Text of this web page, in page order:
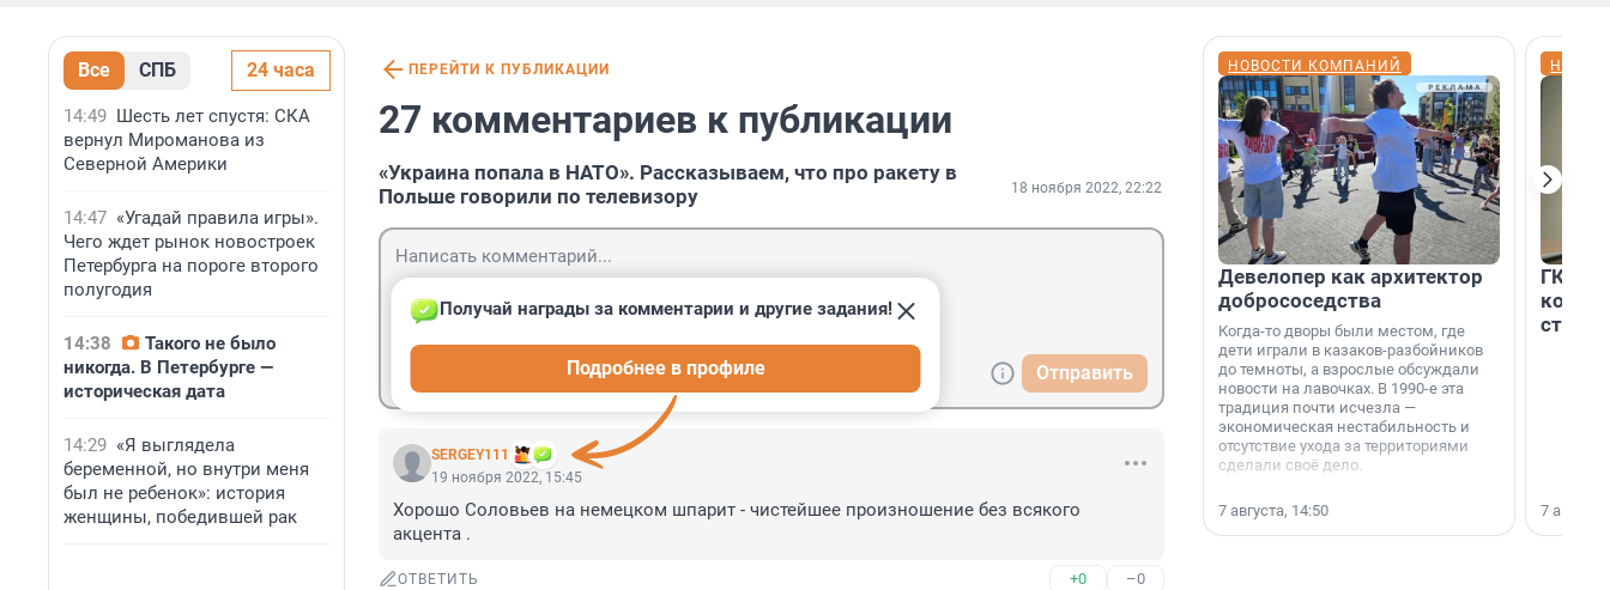
Все СПБ 24 часа
14:49 Шесть лет спустя: СКА
вернул Мироманова из
Северной Америки
14:47 «Угадай правила игры».
Чего ждет рынок новостроек
Петербурга на пороге второго
полугодия
14:38
Такого не было
никогда. В Петербурге —
историческая дата
14:29 «Я выглядела
беременной, но внутри меня
был не ребенок»: история
женщины, победившей рак
ПЕРЕЙТИ К ПУБЛИКАЦИИ
27 комментариев к публикации
«Украина попала в НАТО». Рассказываем, что про ракету в
Польше говорили по телевизору
18 ноября 2022, 22:22
Отправить
SERGEY111
Получай награды за комментарии и другие задания!
Подробнее в профиле
19 ноября 2022, 15:45
Хорошо Соловьев на немецком шпарит - чистейшее произношение без всякого
акцента .
ОТВЕТИТЬ +0 –0
НОВОСТИ КОМПАНИЙ
Девелопер как архитектор
добрососедства
Когда-то дворы были местом, где
дети играли в казаков-разбойников
до темноты, а взрослые обсуждали
новости на лавочках. В 1990-е эта
традиция почти исчезла —
экономическая нестабильность и
отсутствие ухода за территориями
сделали своё дело.
7 августа, 14:50
ГК
7